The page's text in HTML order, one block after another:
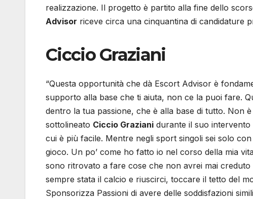
realizzazione. Il progetto è partito alla fine dello
Advisor riceve circa una cinquantina di candidature
Ciccio Graziani
“Questa opportunità che dà Escort Advisor è
supporto alla base che ti aiuta, non ce la puoi fare.
dentro la tua passione, che è alla base di tutto. Non
sottolineato Ciccio Graziani durante il suo
cui è più facile. Mentre negli sport singoli sei solo
gioco. Un po’ come ho fatto io nel corso della mia
sono ritrovato a fare cose che non avrei mai
sempre stata il calcio e riuscirci, toccare il tetto del
Sponsorizza Passioni di avere delle soddisfazioni